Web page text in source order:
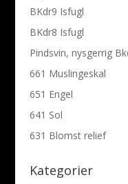
BKdr9 Isfugl
BKdr8 Isfugl
Pindsvin, nysgerrig
661 Muslingeskal
651 Engel
641 Sol
631 Blomst relief
Kategorier